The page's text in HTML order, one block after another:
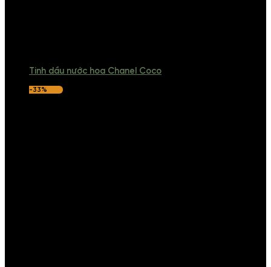
Tinh dầu nước hoa Chanel Coco
-33%